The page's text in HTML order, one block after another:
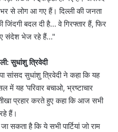
से लोग आ गए हैं। दिल्ली की जनता
बदल दी है… वे गिरफ्तार हैं, फिर
संदेश भेज रहे हैं…"
सुधांशु त्रिवेदी
सांसद सुधांशु त्रिवेदी ने कहा कि यह
में यह 'परिवार बचाओ, भ्रष्टाचार
प्रहार करते हुए कहा कि आज सभी
हैं।
सकता है कि ये सभी पार्टियां जो राम